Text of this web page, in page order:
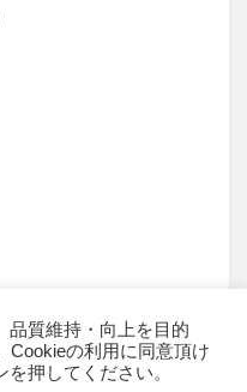
利用条件
推奨環境
品質維持・向上を目的
Cookieの利用に同意頂け
押してください。